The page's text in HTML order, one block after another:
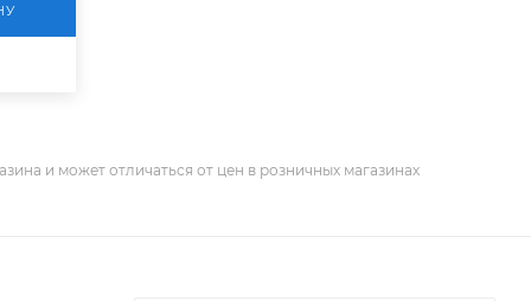
и может отличаться от цен в розничных магазинах